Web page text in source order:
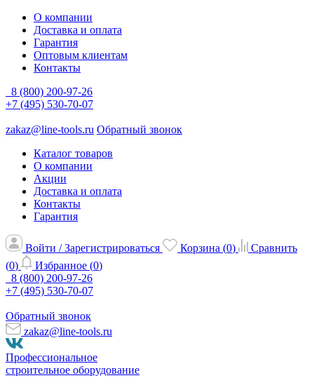
О компании
Доставка и оплата
Гарантия
Оптовым клиентам
Контакты
8 (800) 200-97-26
+7 (495) 530-70-07
zakaz@line-tools.ru Обратный звонок
Каталог товаров
О компании
Акции
Доставка и оплата
Контакты
Гарантия
Войти / Зарегистрироваться Корзина (0)
Сравнить
(0) Избранное (0)
8 (800) 200-97-26
+7 (495) 530-70-07
Обратный звонок
zakaz@line-tools.ru
Профессиональное
строительное оборудование